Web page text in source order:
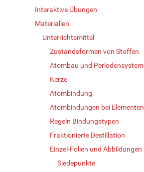
Interaktive Übungen
Materialien
Unterrichtsmittel
Zustandsformen von Stoffen
Atombau und Periodensystem
Kerze
Atombindung
Atombindungen bei Elementen
Regeln Bindungstypen
Fraktionierte Destillation
Einzel-Folien und Abbildungen
Siedepunkte